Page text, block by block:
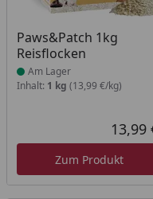
Paws&Patch 1kg
Reisflocken
Produkt am Lager
Am Lager
Inhalt: 1 kg (13,99 €/kg)
13,99
Zum Produkt